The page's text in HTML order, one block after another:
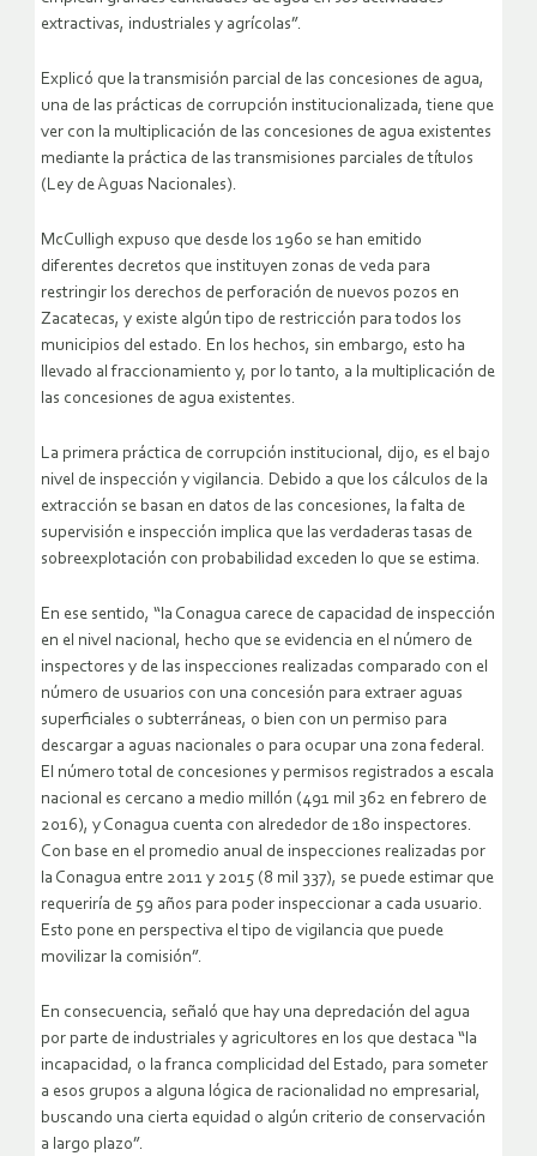
extractivas, industriales y agrícolas”.
Explicó que la transmisión parcial de las concesiones de agua,
una de las prácticas de corrupción institucionalizada, tiene que
ver con la multiplicación de las concesiones de agua existentes
mediante la práctica de las transmisiones parciales de títulos
(Ley de Aguas Nacionales).
McCulligh expuso que desde los 1960 se han emitido
diferentes decretos que instituyen zonas de veda para
restringir los derechos de perforación de nuevos pozos en
Zacatecas, y existe algún tipo de restricción para todos los
municipios del estado. En los hechos, sin embargo, esto ha
llevado al fraccionamiento y, por lo tanto, a la multiplicación de
las concesiones de agua existentes.
La primera práctica de corrupción institucional, dijo, es el bajo
nivel de inspección y vigilancia. Debido a que los cálculos de la
extracción se basan en datos de las concesiones, la falta de
supervisión e inspección implica que las verdaderas tasas de
sobreexplotación con probabilidad exceden lo que se estima.
En ese sentido, “la Conagua carece de capacidad de inspección
en el nivel nacional, hecho que se evidencia en el número de
inspectores y de las inspecciones realizadas comparado con el
número de usuarios con una concesión para extraer aguas
superficiales o subterráneas, o bien con un permiso para
descargar a aguas nacionales o para ocupar una zona federal.
El número total de concesiones y permisos registrados a escala
nacional es cercano a medio millón (491 mil 362 en febrero de
2016), y Conagua cuenta con alrededor de 180 inspectores.
Con base en el promedio anual de inspecciones realizadas por
la Conagua entre 2011 y 2015 (8 mil 337), se puede estimar que
requeriría de 59 años para poder inspeccionar a cada usuario.
Esto pone en perspectiva el tipo de vigilancia que puede
movilizar la comisión”.
En consecuencia, señaló que hay una depredación del agua
por parte de industriales y agricultores en los que destaca “la
incapacidad, o la franca complicidad del Estado, para someter
a esos grupos a alguna lógica de racionalidad no empresarial,
buscando una cierta equidad o algún criterio de conservación
a largo plazo”.